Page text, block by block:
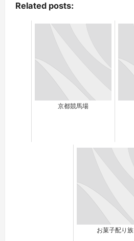
Related posts:
京都競馬場
お菓子配り族